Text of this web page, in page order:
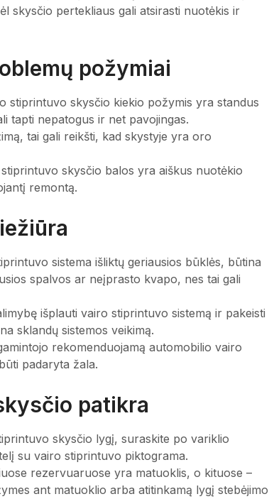
skysčio pertekliaus gali atsirasti nuotėkis ir
požymiai
stiprintuvo skysčio kiekio požymis yra standus
tapti nepatogus ir net pavojingas.
tai gali reikšti, kad skystyje yra oro
skysčio balos yra aiškus nuotėkio
remontą.
sistema išliktų geriausios būklės, būtina
spalvos ar neįprasto kvapo, nes tai gali
išplauti vairo stiprintuvo sistemą ir pakeisti
sklandų sistemos veikimą.
rekomenduojamą automobilio vairo
padaryta žala.
patikra
skysčio lygį, suraskite po variklio
su vairo stiprintuvo piktograma.
rezervuaruose yra matuoklis, o kituose –
ant matuoklio arba atitinkamą lygį stebėjimo